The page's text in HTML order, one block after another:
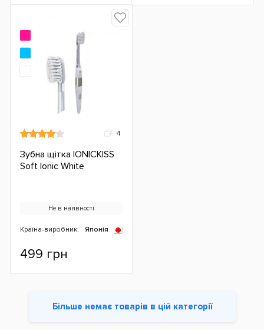
4
Зубна щітка IONICKISS
Soft Ionic White
Не в наявності
Країна-виробник: Японія
499 грн
Більше немає товарів в цій категорії